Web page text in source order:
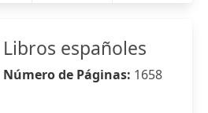
Libros españoles
Número de Páginas: 1658